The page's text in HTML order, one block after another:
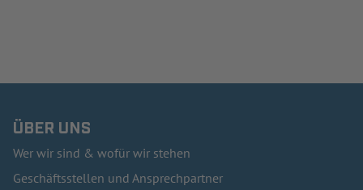
ÜBER UNS
Wer wir sind & wofür wir stehen
Geschäftsstellen und Ansprechpartner